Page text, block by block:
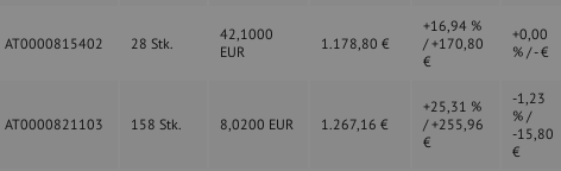
AT0000815402 28 Stk.
42,1000
EUR
1.178,80 €
+16,94 %
/ +170,80
€
+0,00
% / - €
AT0000821103 158 Stk. 8,0200 EUR 1.267,16 €
+25,31 %
/ +255,96
€
-1,23
% /
-15,80
€